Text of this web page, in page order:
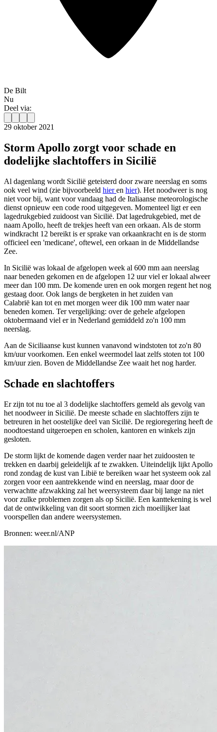
De Bilt
Nu
Deel via:
29 oktober 2021
Storm Apollo zorgt voor schade en
dodelijke slachtoffers in Sicilië
Al dagenlang wordt Sicilië geteisterd door zware neerslag en soms
ook veel wind (zie bijvoorbeeld hieren hier). Het noodweer is nog
niet voor bij, want voor vandaag had de Italiaanse meteorologische
dienst opnieuw een code rood uitgegeven. Momenteel ligt er een
lagedrukgebied zuidoost van Sicilië. Dat lagedrukgebied, met de
naam Apollo, heeft de trekjes heeft van een orkaan. Als de storm
windkracht 12 bereikt is er sprake van orkaankracht en is de storm
officieel een 'medicane', oftewel, een orkaan in de Middellandse
Zee.
In Sicilië was lokaal de afgelopen week al 600 mm aan neerslag
naar beneden gekomen en de afgelopen 12 uur viel er lokaal alweer
meer dan 100 mm. De komende uren en ook morgen regent het nog
gestaag door. Ook langs de bergketen in het zuiden van
Calabrië kan tot en met morgen weer dik 100 mm water naar
beneden komen. Ter vergelijking: over de gehele afgelopen
oktobermaand viel er in Nederland gemiddeld zo'n 100 mm
neerslag.
Aan de Siciliaanse kust kunnen vanavond windstoten tot zo'n 80
km/uur voorkomen. Een enkel weermodel laat zelfs stoten tot 100
km/uur zien. Boven de Middellandse Zee waait het nog harder.
Schade en slachtoffers
Er zijn tot nu toe al 3 dodelijke slachtoffers gemeld als gevolg van
het noodweer in Sicilië. De meeste schade en slachtoffers zijn te
betreuren in het oostelijke deel van Sicilië. De regioregering heeft de
noodtoestand uitgeroepen en scholen, kantoren en winkels zijn
gesloten.
De storm lijkt de komende dagen verder naar het zuidoosten te
trekken en daarbij geleidelijk af te zwakken. Uiteindelijk lijkt Apollo
rond zondag de kust van Libië te bereiken waar het systeem ook zal
zorgen voor een aantrekkende wind en neerslag, maar door de
verwachtte afzwakking zal het weersysteem daar bij lange na niet
voor zulke problemen zorgen als op Sicilië. Een kanttekening is wel
dat de ontwikkeling van dit soort stormen zich moeilijker laat
voorspellen dan andere weersystemen.
Bronnen: weer.nl/ANP